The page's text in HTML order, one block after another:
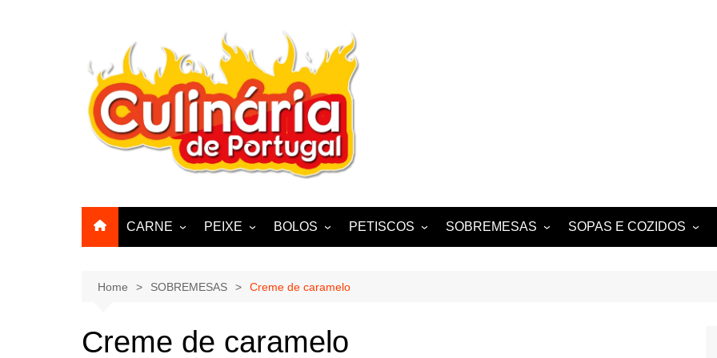
CARNE
FRANGO, PERÚ, PATO
PEIXE
POLVO, LULAS, CHOCO
BOLOS
BISCOITOS
PASTEIS, QUEQUES E
CUPCAKES
PETISCOS SOBREMESAS SOPAS E COZIDOS
Home SOBREMESAS Creme de caramelo
Creme de caramelo